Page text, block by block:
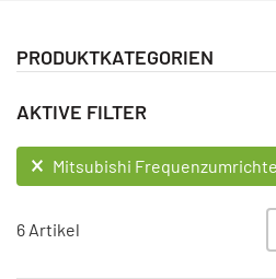
PRODUKTKATEGORIEN
Mitsubishi
AKTIVE FILTER
AKTIVE FILTER
Mitsubishi
6 Artikel